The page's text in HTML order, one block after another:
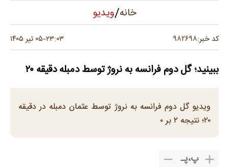
خانه/ویدیو
کد خبر:۹۸۲۶۹۸ ۲۳:۰۳-۰۵ تیر ۱۴۰۵
ببینید؛ گل دوم فرانسه به نروژ توسط دمبله دقیقه ۲۰
ویدیو گل دوم فرانسه به نروژ توسط عثمان دمبله در دقیقه
۲۰؛ نتیجه ۲ بر ۰
پ،پـ